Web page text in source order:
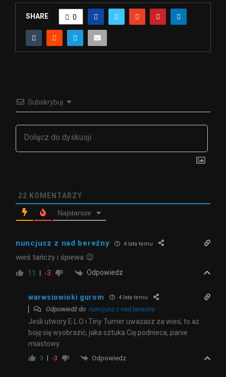
SHARE 0
Subskrybuj
22 KOMENTARZY
Najstarsze
nuncjusz z nad bereźny 4 lata temu
wieś tańczy i śpiewa 😉
11 -3 Odpowiedz
warwsiowioki gurom 4 lata temu
Odpowiedź do nuncjusz z nad bereźny
Jeśli utwory E.L.O i Tiny Turner uważasz za wieś, to aż
boję się wyobrazić, jaka sztuka Cię podnieca, panie
miastowy.
3 -3 Odpowiedz